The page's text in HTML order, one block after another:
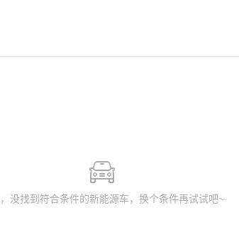
没找到符合条件的新能源车，换个条件再试试吧~